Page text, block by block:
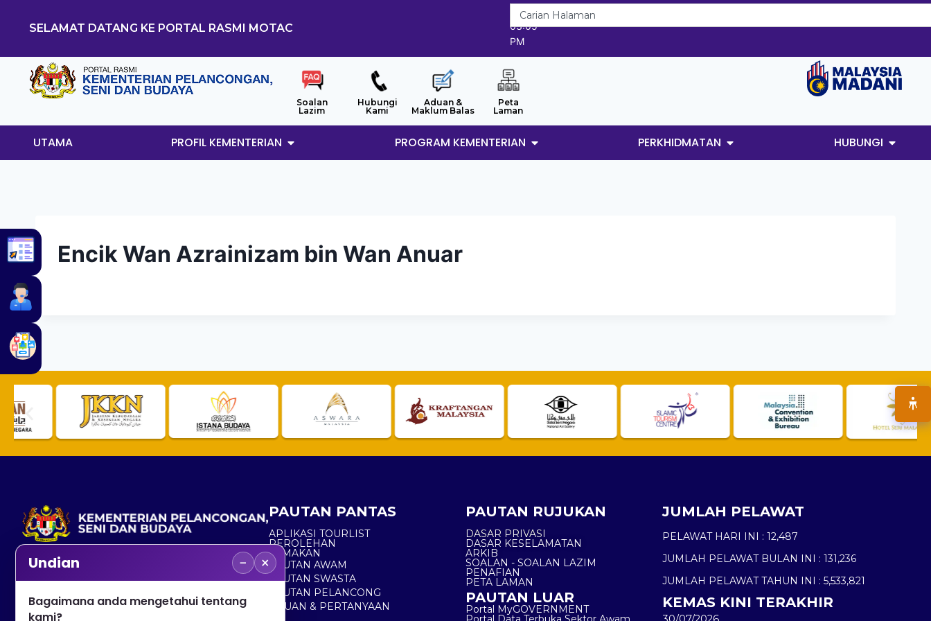
SELAMAT DATANG KE PORTAL RASMI MOTAC
8/8/2026
03:05
PM
Soalan
Lazim
Hubungi
Kami
Aduan &
Maklum Balas
Peta
Laman
UTAMA PROFIL KEMENTERIAN PROGRAM KEMENTERIAN PERKHIDMATAN HUBUNGI
Encik Wan Azrainizam bin Wan Anuar
No. 2, Menara 1, Jalan P5/6, Presint 5,
+603 8000 8000
PAUTAN PANTAS
APLIKASI TOURLIST
PEROLEHAN
SEMAKAN
PAUTAN AWAM
PAUTAN SWASTA
PAUTAN PELANCONG
ADUAN & PERTANYAAN
PAUTAN RUJUKAN
DASAR PRIVASI
DASAR KESELAMATAN
ARKIB
SOALAN - SOALAN LAZIM
PENAFIAN
PETA LAMAN
PAUTAN LUAR
Portal MyGOVERNMENT
JUMLAH PELAWAT
PELAWAT HARI INI : 12,487
JUMLAH PELAWAT BULAN INI : 131,236
JUMLAH PELAWAT TAHUN INI : 5,533,821
KEMAS KINI TERAKHIR
Undian − ×
Bagaimana anda mengetahui tentang
kami?